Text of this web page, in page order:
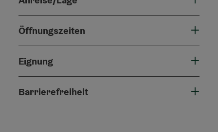
Öffnungszeiten
Eignung
Barrierefreiheit